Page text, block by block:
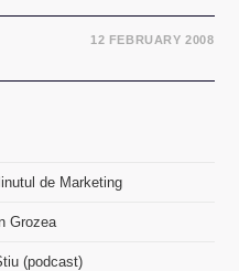
12 FEBRUARY 2008
de Marketing
Grozea
(podcast)